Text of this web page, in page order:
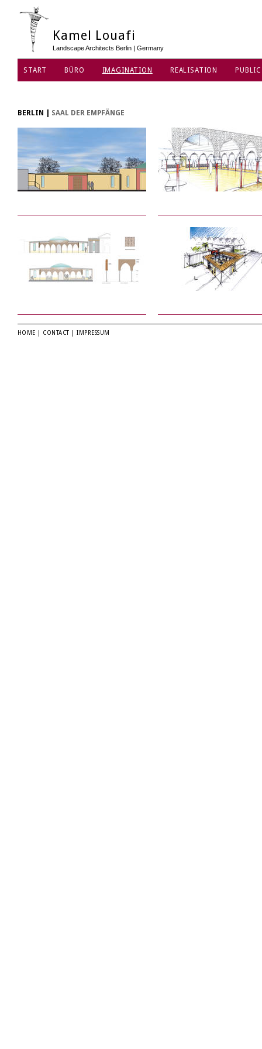
Kamel Louafi
Landscape Architects Berlin | Germany
START BÜRO IMAGINATION REALISATION
BERLIN SAAL DER EMPFÄNGE
HOME CONTACT |IMPRESSUM